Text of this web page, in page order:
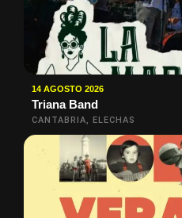
14 AGOSTO 2026
Triana Band
CANTABRIA, ELECHAS